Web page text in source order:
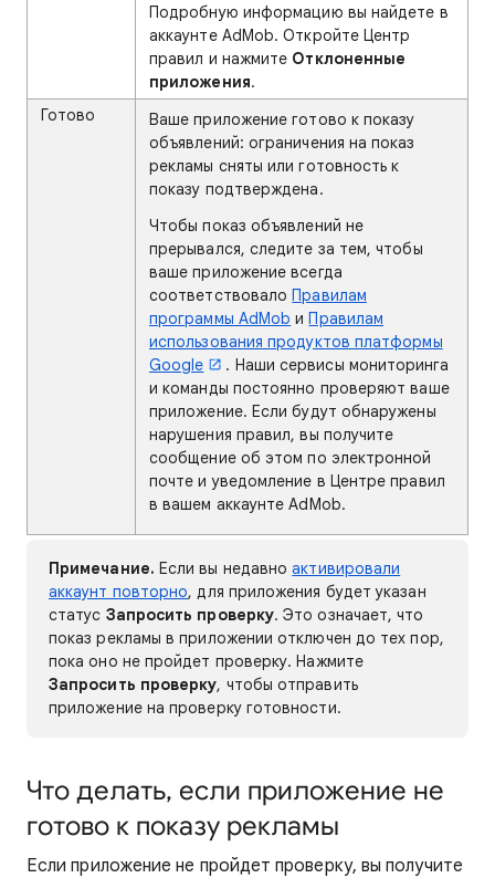
Подробную информацию вы найдете в
аккаунте AdMob. Откройте Центр
правил и нажмите Отклоненные
приложения.
Готово
Ваше приложение готово к показу
объявлений: ограничения на показ
рекламы сняты или готовность к
показу подтверждена.
Чтобы показ объявлений не
прерывался, следите за тем, чтобы
ваше приложение всегда
соответствовалоПравилам
программы AdMob иПравилам
использования продуктов платформы
Google
. Наши сервисы мониторинга
и команды постоянно проверяют ваше
приложение. Если будут обнаружены
нарушения правил, вы получите
сообщение об этом по электронной
почте и уведомление в Центре правил
в вашем аккаунте AdMob.
Примечание. Если вы недавноактивировали
аккаунт повторно, для приложения будет указан
статус Запросить проверку. Это означает, что
показ рекламы в приложении отключен до тех пор,
пока оно не пройдет проверку. Нажмите
Запросить проверку, чтобы отправить
приложение на проверку готовности.
Что делать, если приложение не
готово к показу рекламы
Если приложение не пройдет проверку, вы получите